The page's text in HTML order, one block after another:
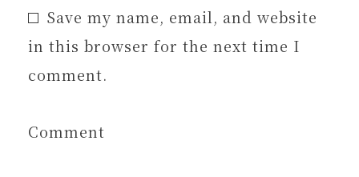
Save my name, email, and website
in this browser for the next time I
comment.
Comment